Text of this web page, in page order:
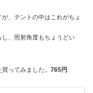
、テントの中はこれがちょ
、照射角度もちょうどい
ってみました。 765円